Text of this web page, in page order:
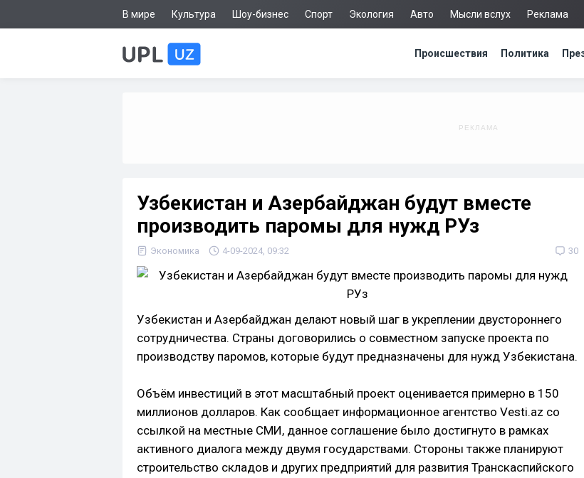
В мире Культура Шоу-бизнес Спорт Экология Авто Мысли вслух Реклама
Происшествия Политика
Узбекистан и Азербайджан будут вместе
производить паромы для нужд РУз
Экономика 4-09-2024, 09:32 30
Узбекистан и Азербайджан делают новый шаг в укреплении двустороннего
сотрудничества. Страны договорились о совместном запуске проекта по
производству паромов, которые будут предназначены для нужд Узбекистана.
Объём инвестиций в этот масштабный проект оценивается примерно в 150
миллионов долларов. Как сообщает информационное агентство Vesti.az со
ссылкой на местные СМИ, данное соглашение было достигнуто в рамках
активного диалога между двумя государствами. Стороны также планируют
строительство складов и других предприятий для развития Транскаспийского